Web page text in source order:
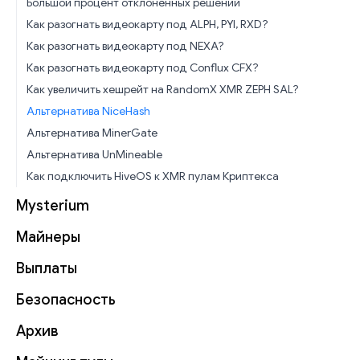
Как разогнать видеокарту под ALPH, PYI, RXD?
Как разогнать видеокарту под NEXA?
Как разогнать видеокарту под Conflux CFX?
Как увеличить хешрейт на RandomX XMR ZEPH SAL?
Альтернатива NiceHash
Альтернатива MinerGate
Альтернатива UnMineable
Как подключить HiveOS к XMR пулам Криптекса
Mysterium
Майнеры
Выплаты
Безопасность
Архив